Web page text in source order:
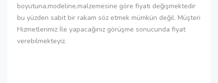
boyutuna,modeline,malzemesine göre fiyatı değişmektedir
bu yüzden sabit bir rakam söz etmek mümkün değil. Müşteri
Hizmetlerimiz İle yapacağınız görüşme sonucunda fiyat
verebilmekteyiz.